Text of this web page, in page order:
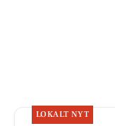
LOKALT NYT